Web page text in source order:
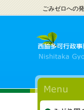
ごみゼロへの